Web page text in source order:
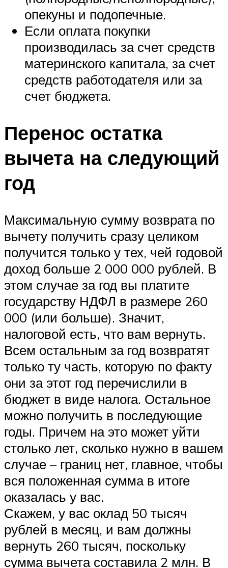
опекуны и подопечные.
Если оплата покупки
производилась за счет средств
материнского капитала, за счет
средств работодателя или за
счет бюджета.
Перенос остатка
вычета на следующий
год
Максимальную сумму возврата по
вычету получить сразу целиком
получится только у тех, чей годовой
доход больше 2 000 000 рублей. В
этом случае за год вы платите
государству НДФЛ в размере 260
000 (или больше). Значит,
налоговой есть, что вам вернуть.
Всем остальным за год возвратят
только ту часть, которую по факту
они за этот год перечислили в
бюджет в виде налога. Остальное
можно получить в последующие
годы. Причем на это может уйти
столько лет, сколько нужно в вашем
случае – границ нет, главное, чтобы
вся положенная сумма в итоге
оказалась у вас.
Скажем, у вас оклад 50 тысяч
рублей в месяц, и вам должны
вернуть 260 тысяч, поскольку
сумма вычета составила 2 млн. В